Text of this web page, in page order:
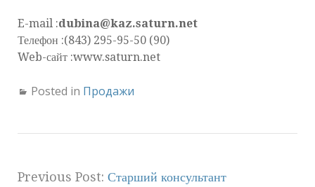
E-mail :dubina@kaz.saturn.net
Телефон :(843) 295-95-50 (90)
Web-сайт :www.saturn.net
Posted in Продажи
Previous Post: Старший консультант